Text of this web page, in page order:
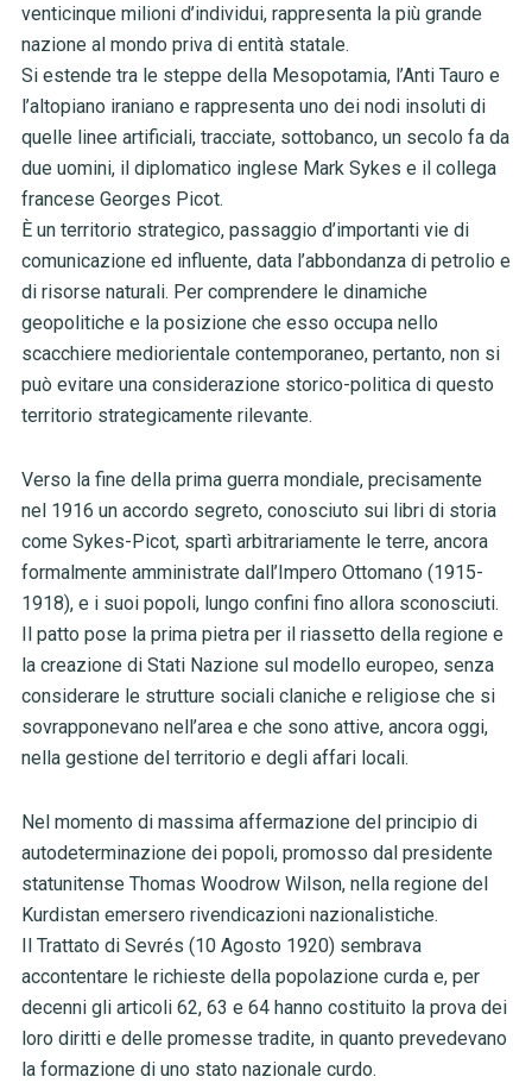
venticinque milioni d’individui, rappresenta la più grande
nazione al mondo priva di entità statale.
Si estende tra le steppe della Mesopotamia, l’Anti Tauro e
l’altopiano iraniano e rappresenta uno dei nodi insoluti di
quelle linee artificiali, tracciate, sottobanco, un secolo fa da
due uomini, il diplomatico inglese Mark Sykes e il collega
francese Georges Picot.
È un territorio strategico, passaggio d’importanti vie di
comunicazione ed influente, data l’abbondanza di petrolio e
di risorse naturali. Per comprendere le dinamiche
geopolitiche e la posizione che esso occupa nello
scacchiere mediorientale contemporaneo, pertanto, non si
può evitare una considerazione storico-politica di questo
territorio strategicamente rilevante.
Verso la fine della prima guerra mondiale, precisamente
nel 1916 un accordo segreto, conosciuto sui libri di storia
come Sykes-Picot, spartì arbitrariamente le terre, ancora
formalmente amministrate dall’Impero Ottomano (1915-
1918), e i suoi popoli, lungo confini fino allora sconosciuti.
Il patto pose la prima pietra per il riassetto della regione e
la creazione di Stati Nazione sul modello europeo, senza
considerare le strutture sociali claniche e religiose che si
sovrapponevano nell’area e che sono attive, ancora oggi,
nella gestione del territorio e degli affari locali.
Nel momento di massima affermazione del principio di
autodeterminazione dei popoli, promosso dal presidente
statunitense Thomas Woodrow Wilson, nella regione del
Kurdistan emersero rivendicazioni nazionalistiche.
Il Trattato di Sevrés (10 Agosto 1920) sembrava
accontentare le richieste della popolazione curda e, per
decenni gli articoli 62, 63 e 64 hanno costituito la prova dei
loro diritti e delle promesse tradite, in quanto prevedevano
la formazione di uno stato nazionale curdo.